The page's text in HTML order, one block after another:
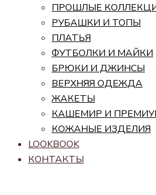
ПРОШЛЫЕ
РУБАШКИ И ТОПЫ
ПЛАТЬЯ
ФУТБОЛКИ И МАЙКИ
БРЮКИ И ДЖИНСЫ
ВЕРХНЯЯ ОДЕЖДА
ЖАКЕТЫ
КАШЕМИР И
КОЖАНЫЕ ИЗДЕЛИЯ
LOOKBOOK
КОНТАКТЫ